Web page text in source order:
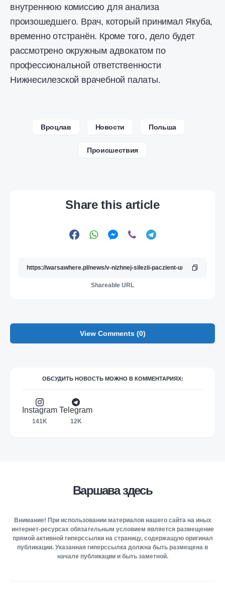
внутреннюю комиссию для анализа
произошедшего. Врач, который принимал Якуба,
временно отстранён. Кроме того, дело будет
рассмотрено окружным адвокатом по
профессиональной ответственности
Нижнесилезской врачебной палаты.
Вроцлав Новости Польша
Происшествия
Share this article
Shareable URL
View Comments (0)
ОБСУДИТЬ НОВОСТЬ МОЖНО В КОММЕНТАРИЯХ:
Instagram
141K
Telegram
12K
Варшава здесь
Внимание! При использовании материалов нашего сайта на иных
интернет-ресурсах обязательным условием является размещение
прямой активной гиперссылки на страницу, содержащую оригинал
публикации. Указанная гиперссылка должна быть размещена в
начале публикации и быть заметной.